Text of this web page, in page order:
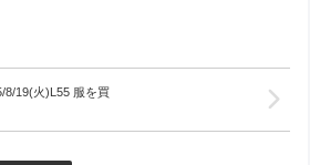
8/19(火)L55 服を買